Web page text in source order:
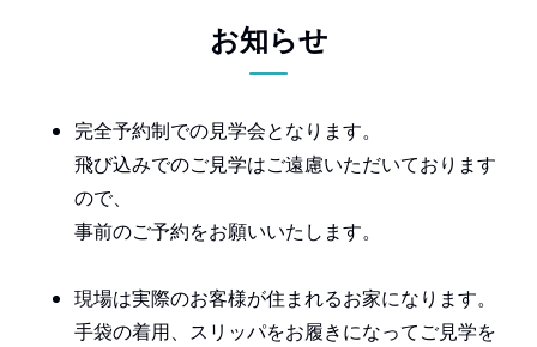
お知らせ
完全予約制での見学会となります。
飛び込みでのご見学はご遠慮いただいております
ので、
事前のご予約をお願いいたします。
現場は実際のお客様が住まれるお家になります。
手袋の着用、スリッパをお履きになってご見学を